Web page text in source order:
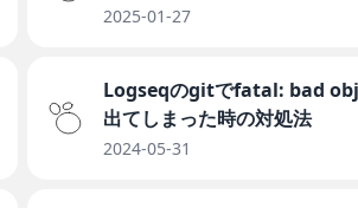
2025-01-27
Logseqのgitでfatal: bad
出てしまった時の対処法
2024-05-31